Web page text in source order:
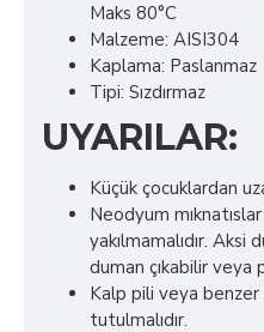
Maks 80°C
Malzeme: AISI304
Kaplama: Paslanmaz
Tipi: Sızdırmaz
UYARILAR:
Küçük çocuklardan
Neodyum
yakılmamalıdır. Aksi
duman çıkabilir
Kalp pili veya
tutulmalıdır.